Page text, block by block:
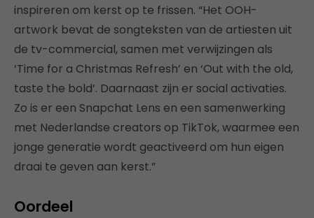
inspireren om kerst op te frissen. “Het OOH-
artwork bevat de songteksten van de artiesten uit
de tv-commercial, samen met verwijzingen als
‘Time for a Christmas Refresh’ en ‘Out with the old,
taste the bold’. Daarnaast zijn er social activaties.
Zo is er een Snapchat Lens en een samenwerking
met Nederlandse creators op TikTok, waarmee een
jonge generatie wordt geactiveerd om hun eigen
draai te geven aan kerst.”
Oordeel